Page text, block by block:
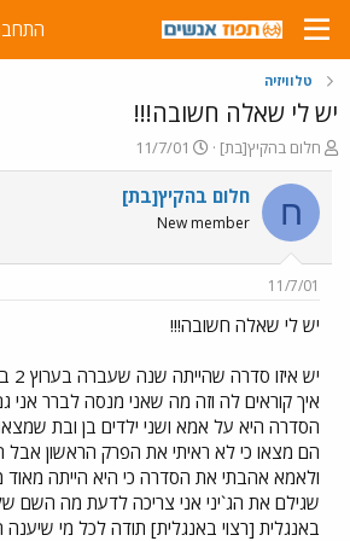
טלוויזיה
יש לי שאלה חשובה!!!
פ
ו
ת
ח
ה
ש
א
חלום בהקיץ[בת]
פ
ו
ר
ם
ר
11/7/01
ח חלום בהקיץ[בת]
New member
11/7/01
יש לי שאלה חשובה!!!
איך קוראים לה וזה מה שאני מנסה לברר אני
הסדרה היא על אמא ושני ילדים בן ובת שמצאו
הם מצאו כי לא ראיתי את הפרק הראשון
ולאמא אהבתי את הסדרה כי היא הייתה
שגילם את הג`יני אני צריכה לדעת מה השם
באנגלית [רצוי באנגלית] תודה לכל מי שיענה